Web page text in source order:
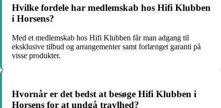
Hvilke fordele har medlemskab hos Hifi Klubben
i Horsens?
Med et medlemskab hos Hifi Klubben får man adgang til
eksklusive tilbud og arrangementer samt forlænget garanti på
visse produkter.
Hvornår er det bedst at besøge Hifi Klubben i
Horsens for at undgå travlhed?